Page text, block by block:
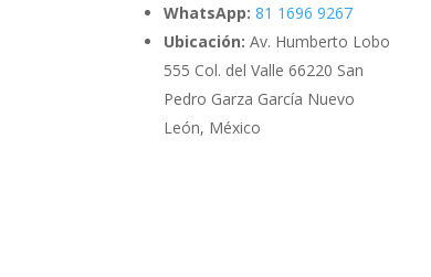
WhatsApp:81 1696 9267
Ubicación:Av. Humberto Lobo
555 Col. del Valle 66220 San
Pedro Garza García Nuevo
León, México